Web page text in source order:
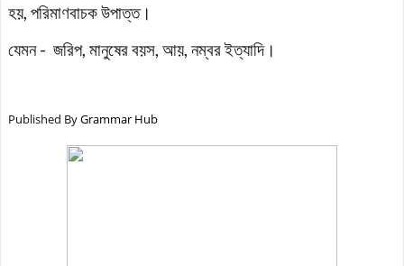
হয়, পরিমাণবাচক উপাত্ত।
যেমন - জরিপ, মানুষের বয়স, আয়, নম্বর ইত্যাদি।
Published ByGrammar Hub